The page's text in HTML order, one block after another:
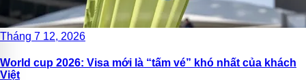
Tháng 7 12, 2026
World cup 2026: Visa mới là “tấm vé” khó nhất của khách
Việt